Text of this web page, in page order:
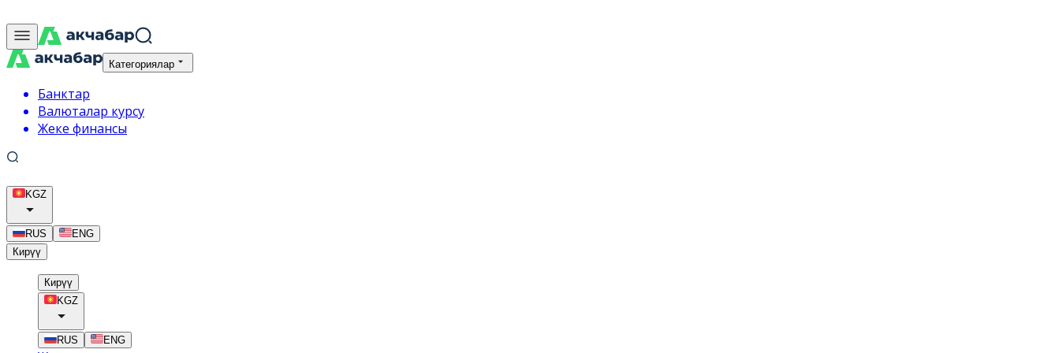
Категориялар
Банктар
Валюталар курсу
Жеке финансы
KGZ
RUS
ENG
Кирүү
Кирүү
KGZ
RUS ENG